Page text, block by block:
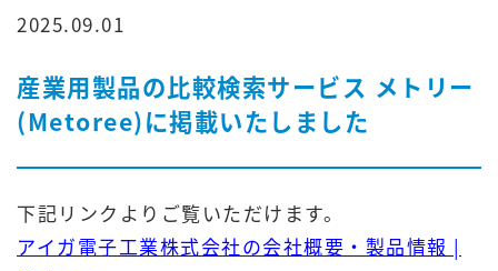
2025.09.01
産業用製品の比較検索サービス メトリー
(Metoree)に掲載いたしました
下記リンクよりご覧いただけます。
アイガ電子工業株式会社の会社概要・製品情報 |